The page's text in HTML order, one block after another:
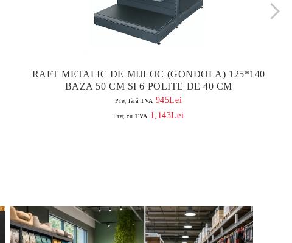
RAFT METALIC DE MIJLOC (GONDOLA) 125*140
BAZA 50 CM SI 6 POLITE DE 40 CM
Preţ fără TVA 945Lei
Preţ cu TVA 1,143Lei